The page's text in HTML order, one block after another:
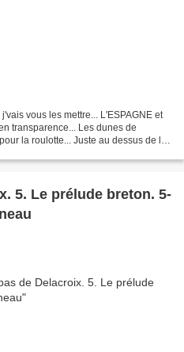
vous les mettre... L'ESPAGNE et
transparence... Les dunes de
la roulotte... Juste au dessus de la
5. Le prélude breton. 5-